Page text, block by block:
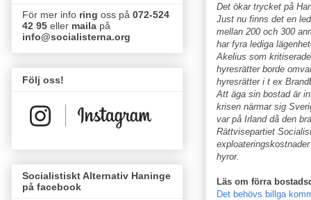
Det ökar trycket på
Just nu finns det en
mellan 200 och 300
har fyra lediga
Akelius som
hyresrätter borde
hyresrätter i t ex
Att äga sin bostad är
krisen närmar sig
var på Irland då den
Rättvisepartiet
hyror.
Läs om förra
Det behövs billga
För mer info ring oss på 072-524
42 95 eller maila på
info@socialisterna.org
Följ oss!
Socialistiskt Alternativ Haninge
på facebook